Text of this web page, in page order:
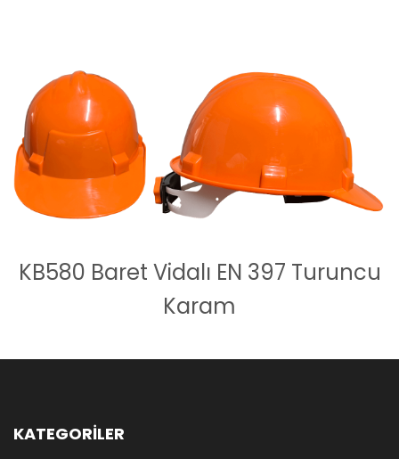
KB580 Baret Vidalı EN 397 Turuncu
Karam
KATEGORİLER